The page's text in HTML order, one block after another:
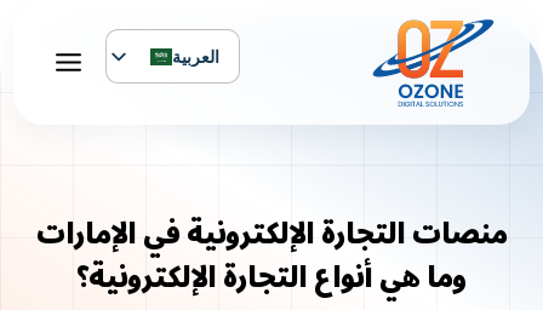
إلى
المحتوى
العربية
منصات التجارة الإلكترونية في الإمارات
وما هي أنواع التجارة الإلكترونية؟